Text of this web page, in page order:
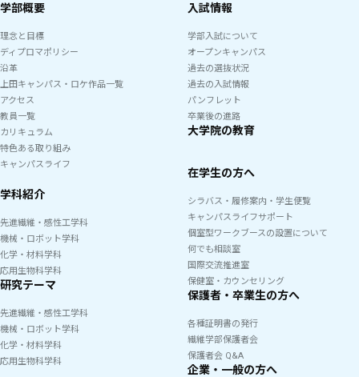
学部概要
理念と目標
ディプロマポリシー
沿革
上田キャンパス・ロケ作品一覧
アクセス
教員一覧
カリキュラム
特色ある取り組み
キャンパスライフ
学科紹介
先進繊維・感性工学科
機械・ロボット学科
化学・材料学科
応用生物科学科
研究テーマ
先進繊維・感性工学科
機械・ロボット学科
化学・材料学科
応用生物科学科
入試情報
学部入試について
オープンキャンパス
過去の選抜状況
過去の入試情報
パンフレット
卒業後の進路
大学院の教育
在学生の方へ
シラバス・履修案内・学生便覧
キャンパスライフサポート
個室型ワークブースの設置について
何でも相談室
国際交流推進室
保健室・カウンセリング
保護者・卒業生の方へ
各種証明書の発行
繊維学部保護者会
保護者会 Q&A
企業・一般の方へ